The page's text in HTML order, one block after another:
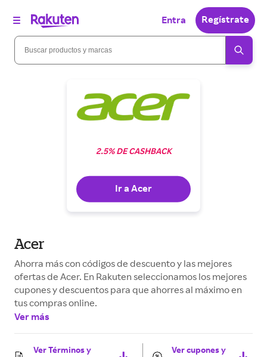
Entra Regístrate
2.5% DE CASHBACK
Ir a Acer
Acer
Ahorra más con códigos de descuento y las mejores
ofertas de Acer. En Rakuten seleccionamos los mejores
cupones y descuentos para que ahorres al máximo en
tus compras online.
Ver más
Ver Términos y
Ver cupones y